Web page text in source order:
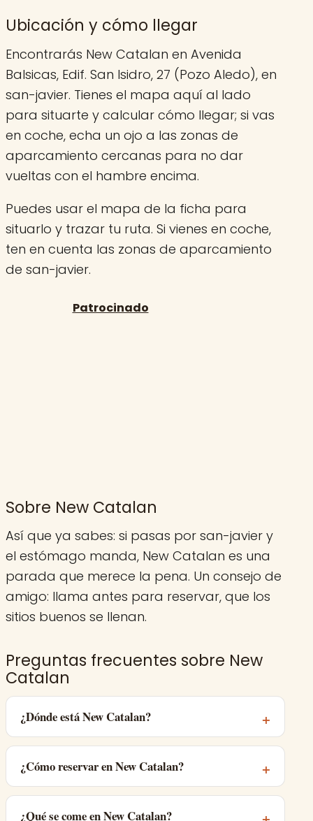
Ubicación y cómo llegar
Encontrarás New Catalan en Avenida
Balsicas, Edif. San Isidro, 27 (Pozo Aledo), en
san-javier. Tienes el mapa aquí al lado
para situarte y calcular cómo llegar; si vas
en coche, echa un ojo a las zonas de
aparcamiento cercanas para no dar
vueltas con el hambre encima.
Puedes usar el mapa de la ficha para
situarlo y trazar tu ruta. Si vienes en coche,
ten en cuenta las zonas de aparcamiento
de san-javier.
Sobre New Catalan
Así que ya sabes: si pasas por san-javier y
el estómago manda, New Catalan es una
parada que merece la pena. Un consejo de
amigo: llama antes para reservar, que los
sitios buenos se llenan.
Preguntas frecuentes sobre New
Catalan
¿Dónde está New Catalan?
¿Cómo reservar en New Catalan?
¿Qué se come en New Catalan?